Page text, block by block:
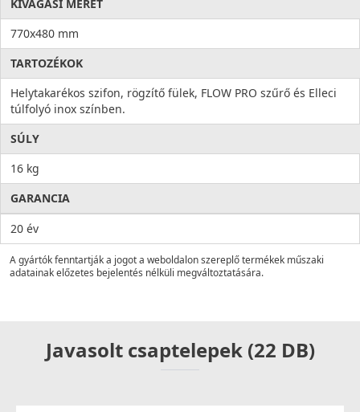
KIVÁGÁSI MÉRET
770x480 mm
TARTOZÉKOK
Helytakarékos szifon, rögzítő fülek, FLOW PRO szűrő és Elleci
túlfolyó inox színben.
SÚLY
16 kg
GARANCIA
20 év
A gyártók fenntartják a jogot a weboldalon szereplő termékek műszaki
adatainak előzetes bejelentés nélküli megváltoztatására.
Javasolt csaptelepek (22 DB)